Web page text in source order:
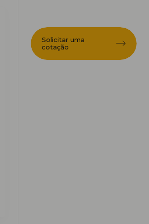
Solicitar uma
cotação